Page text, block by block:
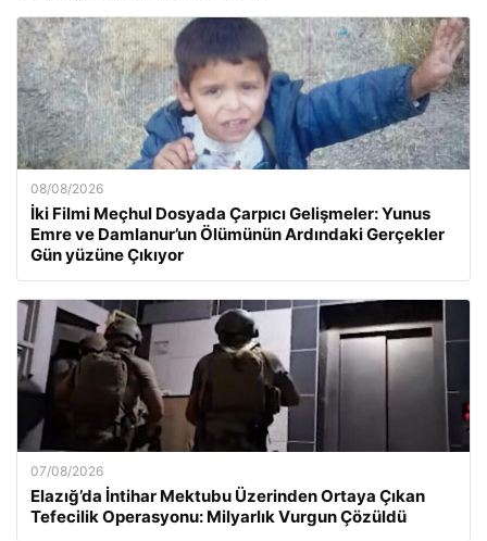
08/08/2026
İki Filmi Meçhul Dosyada Çarpıcı Gelişmeler: Yunus
Emre ve Damlanur’un Ölümünün Ardındaki Gerçekler
Gün yüzüne Çıkıyor
07/08/2026
Elazığ’da İntihar Mektubu Üzerinden Ortaya Çıkan
Tefecilik Operasyonu: Milyarlık Vurgun Çözüldü